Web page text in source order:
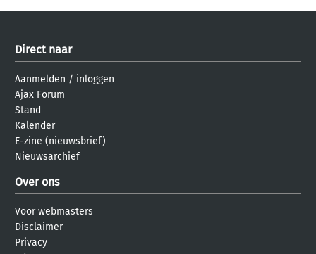
Direct naar
Aanmelden / inloggen
Ajax Forum
Stand
Kalender
E-zine (nieuwsbrief)
Nieuwsarchief
Over ons
Voor webmasters
Disclaimer
Privacy